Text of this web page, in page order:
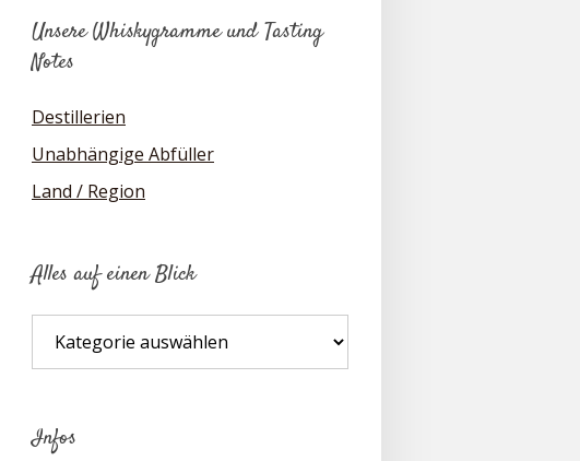
Unsere Whiskygramme und Tasting
Notes
Destillerien
Unabhängige Abfüller
Land / Region
Alles auf einen Blick
auf
Infos